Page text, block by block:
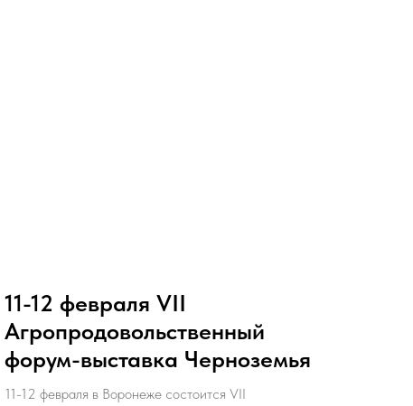
11-12 февраля VII
Агропродовольственный
форум-выставка Черноземья
11-12 февраля в Воронеже состоится VII